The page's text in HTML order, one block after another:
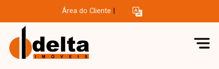
Área do Cliente